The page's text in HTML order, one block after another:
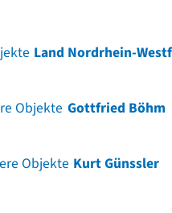
Land Nordrhein-
Objekte Gottfried Böhm
Objekte Kurt Günssler